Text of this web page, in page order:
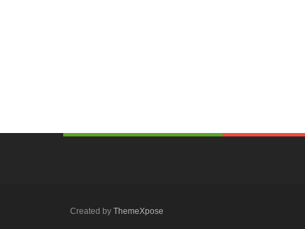
Created by ThemeXpose